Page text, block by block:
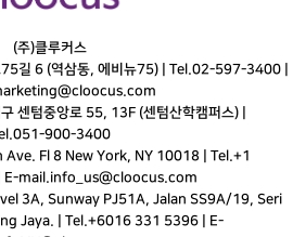
(주)클루커스
길 6 (역삼동, 에비뉴75) | Tel.02-597-3400
센텀중앙로 55, 13F (센텀산학캠퍼스) |
051-900-3400
Fl 8 New York, NY 10018 | Tel.+1
mail.info_us@cloocus.com
3A, Sunway PJ51A, Jalan SS9A/19, Seri
Jaya. | Tel.+6016 331 5396 | E-